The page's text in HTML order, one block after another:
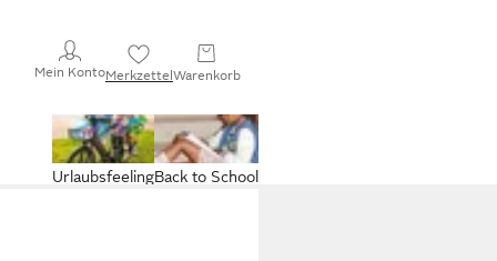
Mein KontoMerkzettelWarenkorb
Back to School
Urlaubsfeeling